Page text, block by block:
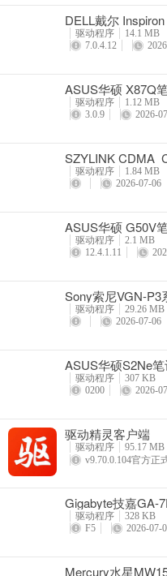
DELL戴尔
驱动程序
14.1 MB
7.0.4.12
ASUS华硕 X87Q
用程序
驱动程序
1.12 MB
3.0.9
2026-
SZYLINK
驱动程序
1.84 MB
2026-07-06
ASUS华硕 G50V
驱动程序
2.1 MB
12.4.1.11
Sony索尼VGN-P3
驱动
驱动程序
29.26 MB
2026-07-06
ASUS华硕S2Ne
驱动程序
307 KB
0200
2026-
驱动精灵客户端
驱动程序
95.17 MB
v9.70.0.104官方正
Gigabyte技嘉GA-
驱动程序
328 KB
F5
2026-07-
Mercury水星